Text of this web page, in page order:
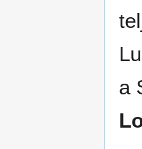
a